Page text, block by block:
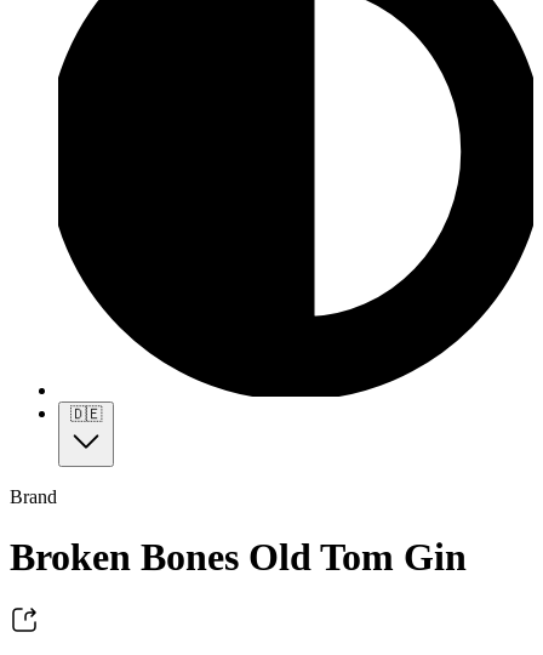
🇩🇪
Brand
Broken Bones Old Tom Gin